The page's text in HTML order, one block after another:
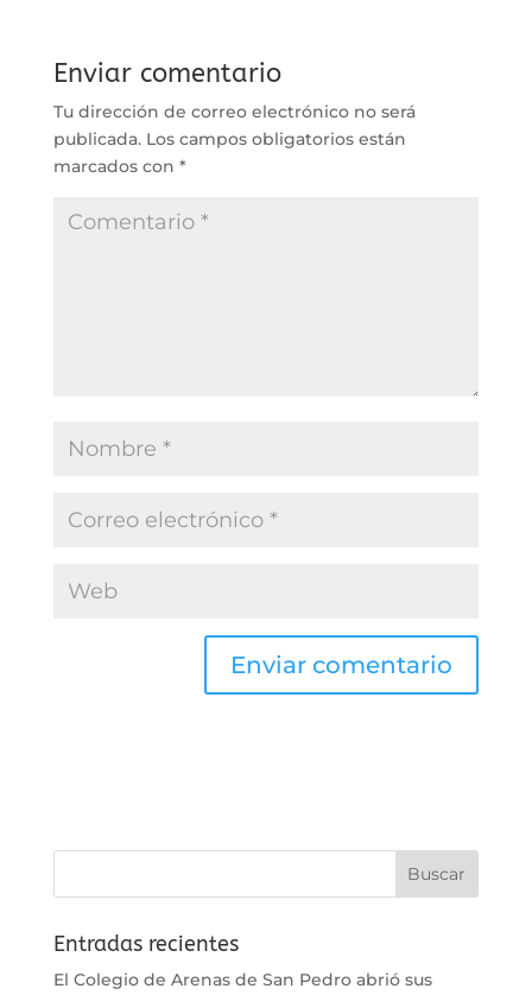
Enviar comentario
Tu dirección de correo electrónico no será
publicada. Los campos obligatorios están
marcados con *
Entradas recientes
El Colegio de Arenas de San Pedro abrió sus